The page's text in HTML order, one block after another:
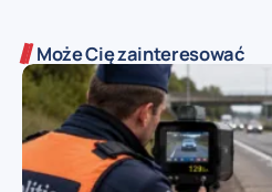
Może Cię zainteresować